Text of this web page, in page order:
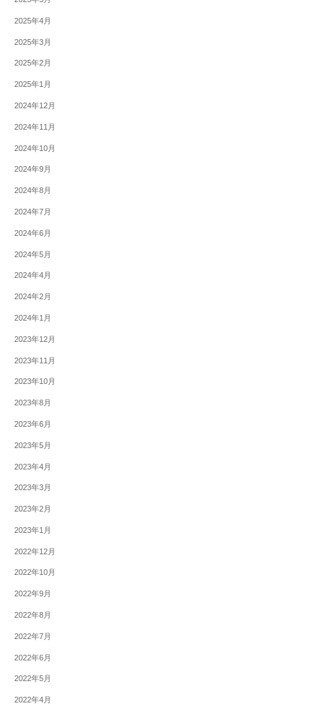
2025年4月
2025年3月
2025年2月
2025年1月
2024年12月
2024年11月
2024年10月
2024年9月
2024年8月
2024年7月
2024年6月
2024年5月
2024年4月
2024年2月
2024年1月
2023年12月
2023年11月
2023年10月
2023年8月
2023年6月
2023年5月
2023年4月
2023年3月
2023年2月
2023年1月
2022年12月
2022年10月
2022年9月
2022年8月
2022年7月
2022年6月
2022年5月
2022年4月